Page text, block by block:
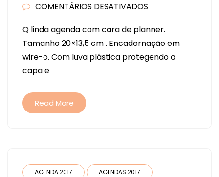
COMENTÁRIOS DESATIVADOS
2017
Q linda agenda com cara de planner.
Tamanho 20×13,5 cm . Encadernação em
wire-o. Com luva plástica protegendo a
capa e
Read More
AGENDA 2017 AGENDAS 2017